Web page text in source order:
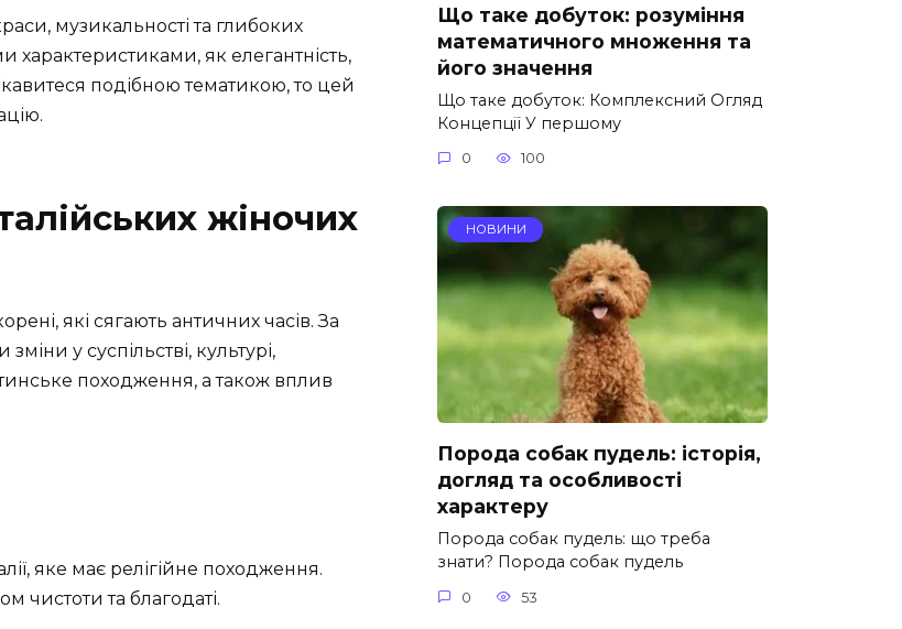
музикальності та глибоких
характеристиками, як елегантність,
подібною тематикою, то цей
жіночих
які сягають античних часів. За
у суспільстві, культурі,
походження, а також вплив
яке має релігійне походження.
чистоти та благодаті.
Що таке добуток: розуміння
математичного множення та
його значення
Що таке добуток: Комплексний Огляд
Концепції У першому
0 100
НОВИНИ
Порода собак пудель: історія,
догляд та особливості
характеру
Порода собак пудель: що треба
знати? Порода собак пудель
0 53